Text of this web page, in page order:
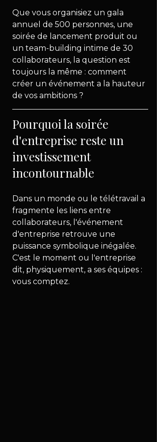
Que vous organisiez un gala
annuel de 500 personnes, une
soirée de lancement produit ou
un team-building intime de 30
collaborateurs, la question est
toujours la même : comment
créer un événement a la hauteur
de vos ambitions ?
Pourquoi la soirée
d'entreprise reste un
investissement
incontournable
Dans un monde ou le télétravail a
fragmente les liens entre
collaborateurs, l'événement
d'entreprise retrouve une
puissance symbolique inégalée.
C'est le moment ou l'entreprise
dit, physiquement, a ses équipes :
vous comptez.